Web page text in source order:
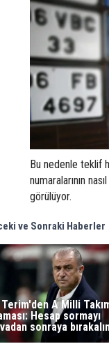
Bu nedenle teklif
numaralarının
görülüyor.
ve Sonraki Haberler
A Milli
Hesap sormayı
sonraya